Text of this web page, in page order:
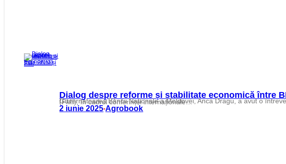
Dialog despre reforme și stabilitate economică între
Guvernatoarea Băncii Naționale a Moldovei, Anca Dragu, a avut o întrevedere bilaterală cu Alfred Kammer, directorul Departamentului European al Fondului Monetar Internațional (FMI), în cadrul conferinței internaționale…
2 iunie 2025•Agrobook